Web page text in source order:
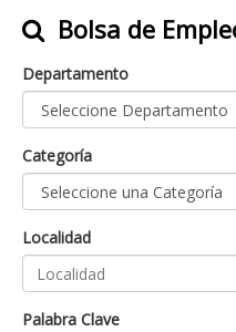
Bolsa de
Departamento
Categoría
Localidad
Palabra Clave